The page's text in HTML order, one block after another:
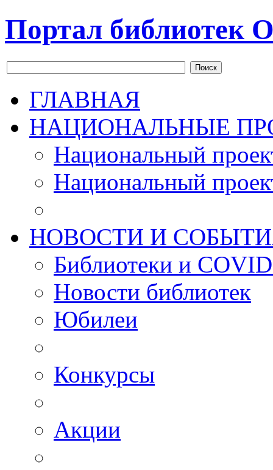
Портал библиотек
Поиск
ГЛАВНАЯ
НАЦИОНАЛЬНЫЕ
Национальный
Национальный
НОВОСТИ И
Библиотеки и
Новости библиотек
Юбилеи
Конкурсы
Акции